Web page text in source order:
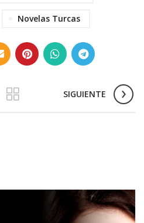
Novelas Turcas
SIGUIENTE